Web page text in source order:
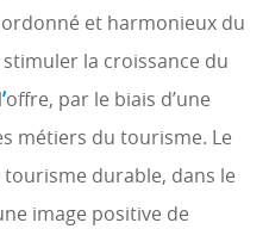
et harmonieux du
la croissance du
’offre, par le biais d’une
métiers du tourisme. Le
durable, dans le
image positive de